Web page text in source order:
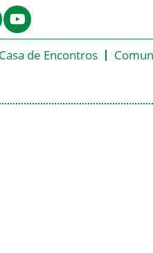
Casa de Encontros